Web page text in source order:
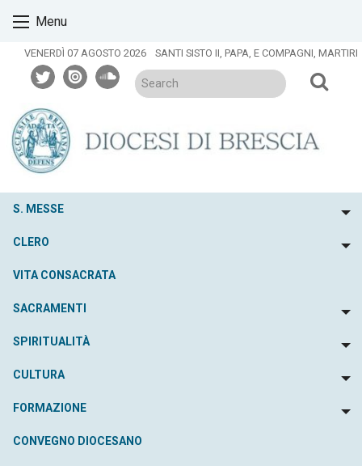
content
Menu
VENERDÌ 07 AGOSTO 2026 SANTI SISTO II, PAPA, E COMPAGNI, MARTIRI
twitterissuusoundcloud
S. MESSE
CLERO
VITA CONSACRATA
SACRAMENTI
SPIRITUALITÀ
CULTURA
FORMAZIONE
CONVEGNO DIOCESANO